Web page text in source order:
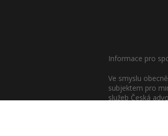
Informace pro
Ve smyslu
subjektem pro
služeb Česká